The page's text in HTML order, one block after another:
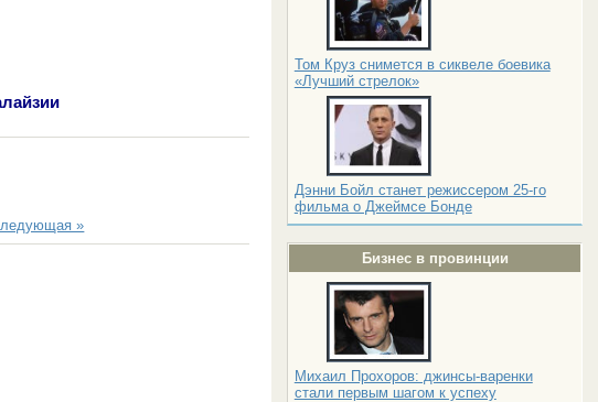
Том Круз снимется в сиквеле боевика
«Лучший стрелок»
Дэнни Бойл станет режиссером 25-го
фильма о Джеймсе Бонде
Бизнес в провинции
Михаил Прохоров: джинсы-варенки
стали первым шагом к успеху
»